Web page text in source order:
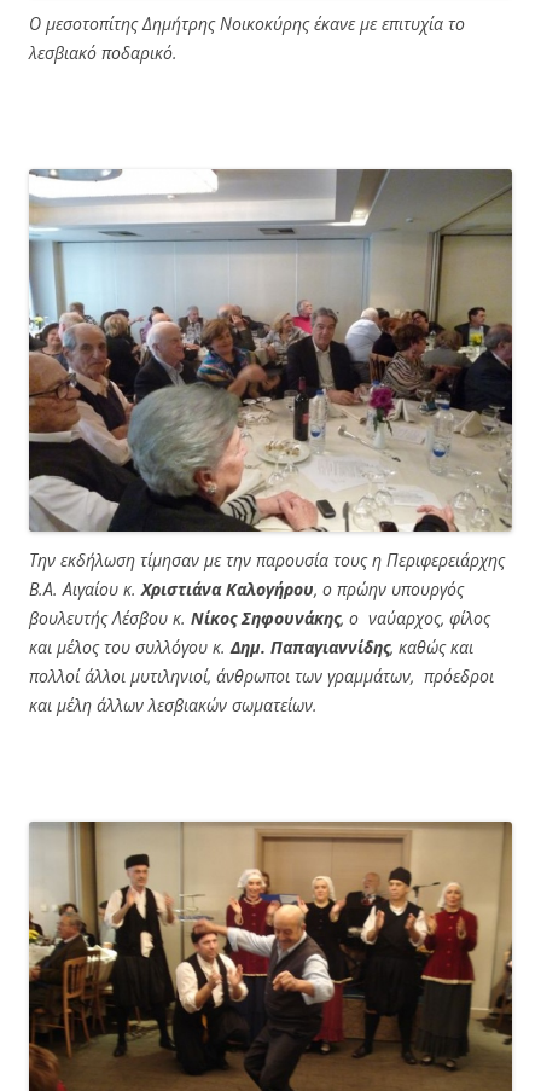
Ο μεσοτοπίτης Δημήτρης Νοικοκύρης έκανε με επιτυχία το
λεσβιακό ποδαρικό.
Την εκδήλωση τίμησαν με την παρουσία τους η Περιφερειάρχης
Β.Α. Αιγαίου κ.Χριστιάνα Καλογήρου, ο πρώην υπουργός
βουλευτής Λέσβου κ. Νίκος Σηφουνάκης, ο ναύαρχος, φίλος
και μέλος του συλλόγου κ.Δημ. Παπαγιαννίδης, καθώς και
πολλοί άλλοι μυτιληνιοί, άνθρωποι των γραμμάτων, πρόεδροι
και μέλη άλλων λεσβιακών σωματείων.